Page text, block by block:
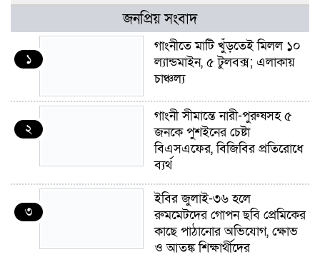
জনপ্রিয় সংবাদ
১
গাংনীতে মাটি খুঁড়তেই মিলল ১০
ল্যান্ডমাইন, ৫ টুলবক্স; এলাকায়
চাঞ্চল্য
২
গাংনী সীমান্তে নারী-পুরুষসহ ৫
জনকে পুশইনের চেষ্টা
বিএসএফের, বিজিবির প্রতিরোধে
ব্যর্থ
৩
ইবির জুলাই-৩৬ হলে
রুমমেটদের গোপন ছবি প্রেমিকের
কাছে পাঠানোর অভিযোগ, ক্ষোভ
ও আতঙ্ক শিক্ষার্থীদের